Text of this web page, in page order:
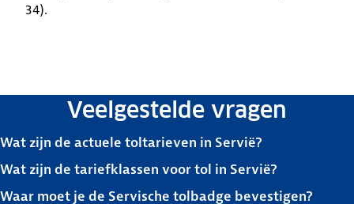
34).
Veelgestelde vragen
Wat zijn de actuele toltarieven in Servië?
Wat zijn de tariefklassen voor tol in Servië?
Waar moet je de Servische tolbadge bevestigen?